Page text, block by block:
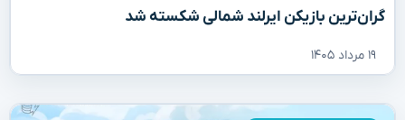
گران‌ترین بازیکن ایرلند شمالی شکسته شد
۱۹ مرداد ۱۴۰۵